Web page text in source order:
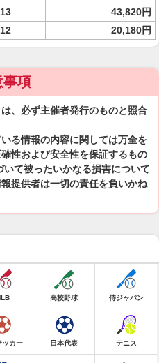
43,820円
20,180円
事項
、必ず主催者発行のものと照合
る情報の内容に関しては万全を
性および安全性を保証するもの
て被ったいかなる損害について
提供者は一切の責任を負いかね
高校野球 侍ジャパン
ッカー 日本代表 テニス